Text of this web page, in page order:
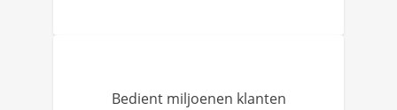
Bedient miljoenen klanten